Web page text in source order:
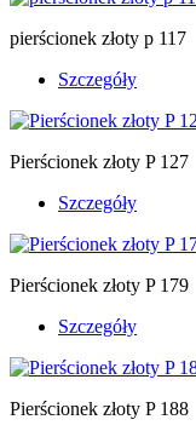
pierścionek złoty p 117
Szczegóły
Pierścionek złoty P 127
Szczegóły
Pierścionek złoty P 179
Szczegóły
Pierścionek złoty P 188